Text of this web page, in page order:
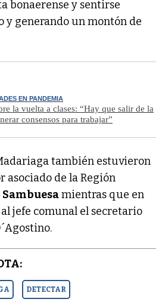
bonaerense y sentirse
y generando un montón de
EN PANDEMIA
la vuelta a clases: “Hay que salir de la
consensos para trabajar”
también estuvieron
asociado de la Región
mientras que en
jefe comunal el secretario
DETECTAR